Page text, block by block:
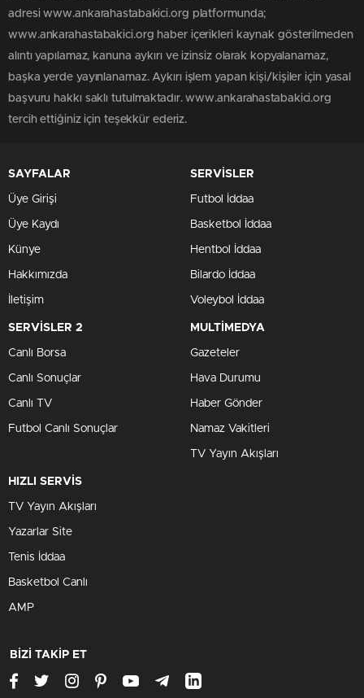
adresi www.ankarahastabakici.org platformunda;
www.ankarahastabakici.org haber içerikleri kaynak gösterilmeden
alıntı yapılamaz, kanuna aykırı ve izinsiz olarak kopyalanamaz,
başka yerde yayınlanamaz. Aykırı işlem yapan kişi/kişiler için yasal
başvuru hakkı saklı tutulmaktadır. www.ankarahastabakici.org
tercih ettiğiniz için teşekkür ederiz.
SAYFALAR
Üye Girişi
Üye Kaydı
Künye
Hakkımızda
İletişim
SERVİSLER
Futbol İddaa
Basketbol İddaa
Hentbol İddaa
Bilardo İddaa
Voleybol İddaa
SERVİSLER 2
Canlı Borsa
Canlı Sonuçlar
Canlı TV
Futbol Canlı Sonuçlar
MULTİMEDYA
Gazeteler
Hava Durumu
Haber Gönder
Namaz Vakitleri
TV Yayın Akışları
HIZLI SERVİS
TV Yayın Akışları
Yazarlar Site
Tenis İddaa
Basketbol Canlı
AMP
BİZİ TAKİP ET